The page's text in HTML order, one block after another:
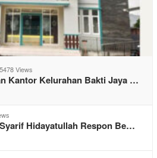
5478 Views
Kantor Kelurahan Bakti Jaya …
Hidayatullah Respon Be…